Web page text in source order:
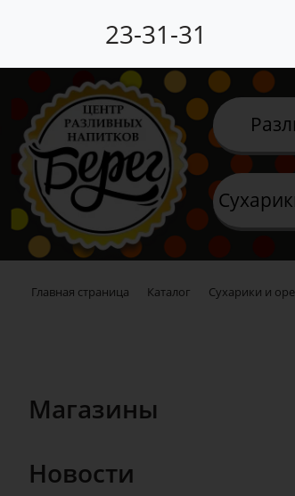
23-31-31
Главная страница Каталог Сухарики и
Магазины
Новости